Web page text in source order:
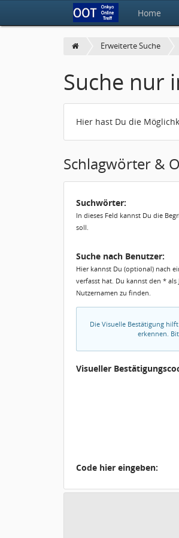
Home
Erweiterte Suche
Suche nur
Hier hast Du die
Schlagwörter &
Suchwörter:
In dieses Feld kannst Du die
soll.
Suche nach Benutzer:
Hier kannst Du (optional) nach
verfasst hat. Du kannst den *
Nutzernamen zu finden.
Die Visuelle Bestätigung
erkennen.
Visueller
Code hier eingeben: